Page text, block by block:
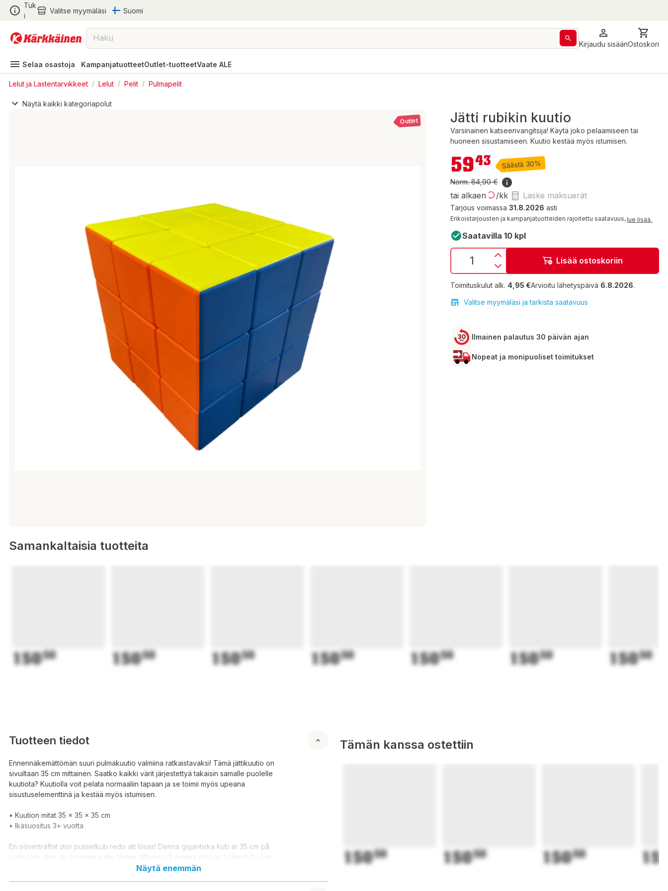
Tuk
i
Valitse myymäläsi Suomi
Kirjaudu sisäänOstoskori
Selaa osastoja KampanjatuotteetOutlet-tuotteetVaate ALE
Lelut ja Lastentarvikkeet / Lelut / Pelit / Pulmapelit
Näytä kaikki kategoriapolut
Outlet Jätti rubikin kuutio
Varsinainen katseenvangitsija! Käytä joko pelaamiseen tai
huoneen sisustamiseen. Kuutio kestää myös istumisen.
5943 Säästä 30%
Norm.84,90 €
tai alkaen /kk Laske maksuerät
Tarjous voimassa 31.8.2026 asti
Erikoistarjousten ja kampanjatuotteiden rajoitettu saatavuus,lue lisää.
Saatavilla 10 kpl
Lisää ostoskoriin
Toimituskulut alk. 4,95 €Arvioitu lähetyspäivä 6.8.2026.
Valitse myymäläsi ja tarkista saatavuus
Ilmainen palautus 30 päivän ajan
Nopeat ja monipuoliset toimitukset
Samankaltaisia tuotteita
15050 15050 15050 15050 15050 15050 15050
Tuotteen tiedot
Ennennäkemättömän suuri pulmakuutio valmiina ratkaistavaksi! Tämä jättikuutio on
sivuiltaan 35 cm mittainen. Saatko kaikki värit järjestettyä takaisin samalle puolelle
kuutiota? Kuutiolla voit pelata normaaliin tapaan ja se toimii myös upeana
sisustuselementtinä ja kestää myös istumisen.
• Kuution mitat 35 x 35 x 35 cm
• Ikäsuositus 3+ vuotta
En oöverträffat stor pusselkub redo att lösas! Denna gigantiska kub är 35 cm på
varje sida. Kan du arrangera alla färger tillbaka på samma sida av kuben? Du kan
leka med kuben som vanligt och den fungerar också som ett bra
Näytä enemmän
Tämän kanssa ostettiin
15050 15050 15050